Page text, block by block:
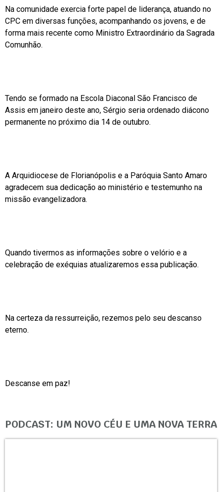
Na comunidade exercia forte papel de liderança, atuando no
CPC em diversas funções, acompanhando os jovens, e de
forma mais recente como Ministro Extraordinário da Sagrada
Comunhão.
Tendo se formado na Escola Diaconal São Francisco de
Assis em janeiro deste ano, Sérgio seria ordenado diácono
permanente no próximo dia 14 de outubro.
A Arquidiocese de Florianópolis e a Paróquia Santo Amaro
agradecem sua dedicação ao ministério e testemunho na
missão evangelizadora.
Quando tivermos as informações sobre o velório e a
celebração de exéquias atualizaremos essa publicação.
Na certeza da ressurreição, rezemos pelo seu descanso
eterno.
Descanse em paz!
PODCAST: UM NOVO CÉU E UMA NOVA TERRA